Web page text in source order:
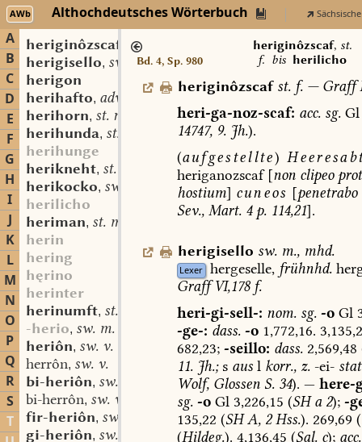
AWb Althochdeutsches Wörterbuch
A
B
C
D
E
F
G
H
I
J
K
L
M
N
O
P
Q
R
S
T
heriginôzscaf
st. f.
herigisello, sw. m.
herigon
herihafto, adv.
herihorn, st. n.
herihunda, st. f.
herihunge
herikneht, st. m.
herikocko, sw. m.
herilicho
heriman, st. m.
herin
hering
hęrino
herinter
herinumft, st. f.
-herio, sw. m.
heriôn, sw. v.
herrôn, sw. v.
bi-heriôn, sw. v.
bi-herrôn, sw. v.
fir-heriôn, sw. v.
gi-heriôn, sw. v.
Bd. 4, Sp. 980
heriginôzscaf, st.
f. bis herilicho
heriginôzscaf st. f. —Graff
heri-ga-noz-scaf: acc.sg.Gl
14747, 9.Jh.).
(aufgestellte)
heriganozscaf [nonclipeo
hostium] cuneos [penetrabo
Sev.,Mart.4p.114,21].
herigisello sw. m., mhd.
Lexer hergeselle, frühnhd.
GraffVI,178f.
heri-gi-sell-: nom.sg. -oGl
-ge-: dass. -o1,772,16.
682,23; -seillo: dass. 2,569,48
11.Jh.;s ausl korr.,z.-ei-
Wolf,GlossenS.34). — here-
sg. -oGl3,226,15 (SHa2); -
135,22 (SHA, 2Hss.). 269,69 (
(Hildeg.). 4,136,45 (Sal. c); acc.